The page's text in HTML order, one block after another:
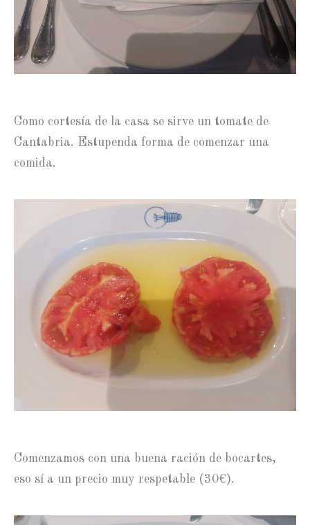
Como cortesía de la casa se sirve un tomate de
Cantabria. Estupenda forma de comenzar una
comida.
Comenzamos con una buena ración de bocartes,
eso sí a un precio muy respetable (30€).